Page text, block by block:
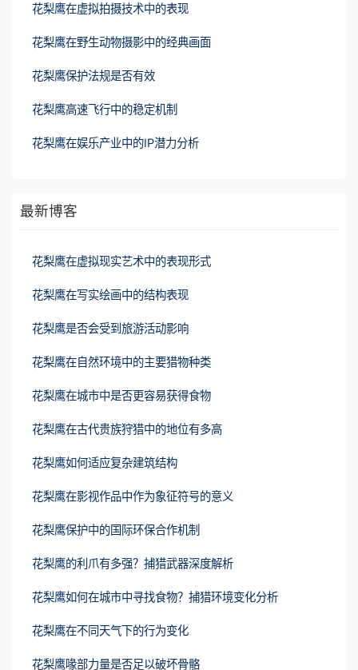
花梨鹰在虚拟拍摄技术中的表现
花梨鹰在野生动物摄影中的经典画面
花梨鹰保护法规是否有效
花梨鹰高速飞行中的稳定机制
花梨鹰在娱乐产业中的IP潜力分析
最新博客
花梨鹰在虚拟现实艺术中的表现形式
花梨鹰在写实绘画中的结构表现
花梨鹰是否会受到旅游活动影响
花梨鹰在自然环境中的主要猎物种类
花梨鹰在城市中是否更容易获得食物
花梨鹰在古代贵族狩猎中的地位有多高
花梨鹰如何适应复杂建筑结构
花梨鹰在影视作品中作为象征符号的意义
花梨鹰保护中的国际环保合作机制
花梨鹰的利爪有多强？捕猎武器深度解析
花梨鹰如何在城市中寻找食物？捕猎环境变化分析
花梨鹰在不同天气下的行为变化
花梨鹰喙部力量是否足以破坏骨骼